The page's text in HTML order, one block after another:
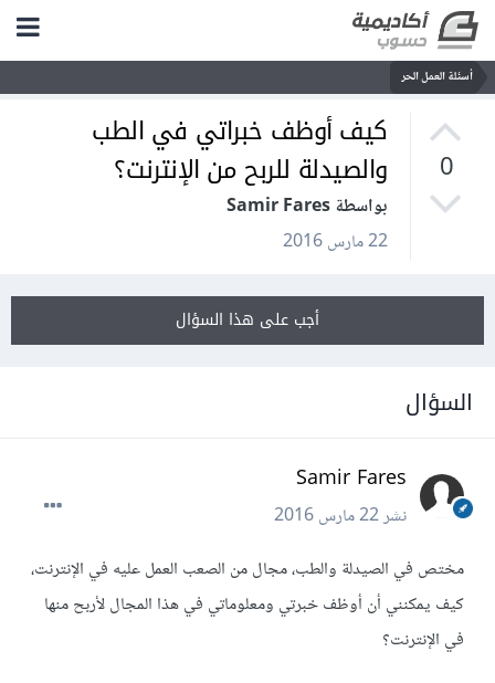
أسئلة العمل الحر
0
كيف أوظف خبراتي في الطب
والصيدلة للربح من الإنترنت؟
بواسطة Samir Fares
22 مارس 2016
أجب على هذا السؤال
السؤال
Samir Fares
نشر22 مارس 2016
مختص في الصيدلة والطب، مجال من الصعب العمل عليه في الإنترنت،
كيف يمكنني أن أوظف خبرتي ومعلوماتي في هذا المجال لأربح منها
في الإنترنت؟